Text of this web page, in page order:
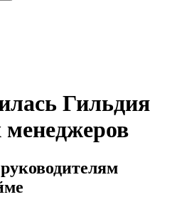
Гильдия